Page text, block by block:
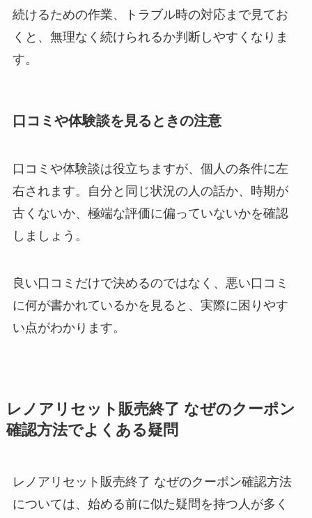
続けるための作業、トラブル時の対応まで見てお
くと、無理なく続けられるか判断しやすくなりま
す。
口コミや体験談を見るときの注意
口コミや体験談は役立ちますが、個人の条件に左
右されます。自分と同じ状況の人の話か、時期が
古くないか、極端な評価に偏っていないかを確認
しましょう。
良い口コミだけで決めるのではなく、悪い口コミ
に何が書かれているかを見ると、実際に困りやす
い点がわかります。
レノアリセット販売終了 なぜのクーポン
確認方法でよくある疑問
レノアリセット販売終了 なぜのクーポン確認方法
については、始める前に似た疑問を持つ人が多く